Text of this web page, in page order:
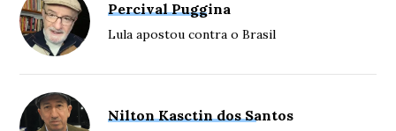
Percival Puggina
Lula apostou contra o Brasil
Nilton Kasctin dos Santos